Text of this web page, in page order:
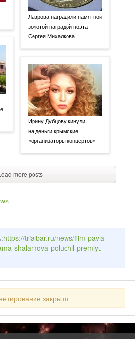
Лаврова наградили памятной
золотой наградой поэта
Сергея Михалкова
Ирину Дубцову кинули
на деньги крымские
«организаторы концертов»
more posts
https://trialbar.ru/news/film-pavla-
shalamova-poluchil-premiyu-
закрыто